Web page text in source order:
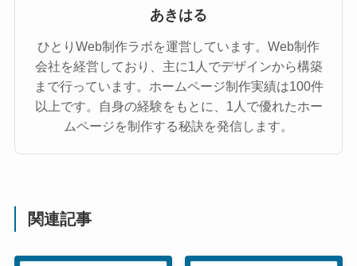
あきはる
ひとりWeb制作ラボを運営しています。Web制作
会社を経営しており、主に1人でデザインから構築
まで行っています。ホームページ制作実績は100件
以上です。自身の経験をもとに、1人で優れたホー
ムページを制作する秘訣を発信します。
関連記事